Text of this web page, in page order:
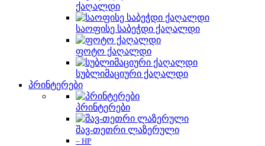
ქაღალდი
საოფისე საბეჭდი ქაღალდი
ფოტო ქაღალდი
სუბლიმაციური ქაღალდი
პრინტერები
პრინტერები
შავ-თეთრი ლაზერული
– HP